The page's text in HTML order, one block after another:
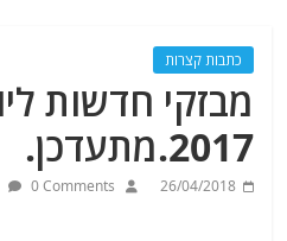
כתבות קצרות
2017.מתעדכן.
26/04/2018
0 Comments